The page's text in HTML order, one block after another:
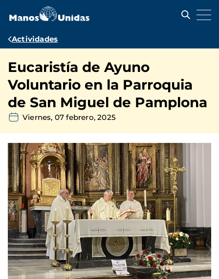
contenido
Ruta
navegación
Actividades
Eucaristía de Ayuno
Voluntario en la Parroquia
de San Miguel de Pamplona
Viernes, 07 febrero, 2025